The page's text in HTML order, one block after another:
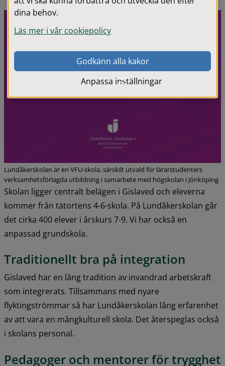
Lundåkerskolan är en VFU-skola, särskilt utvald för lärarstudenters
verksamhetsförlagda utbildning i samarbete med högskolan i Jönköping
Skolan ligger centralt belägen i Gislaved och eleverna
kommer från tätortens 4-6-skola. På Lundåkerskolan går
det cirka 400 elever i årskurs 7-9. Vi har också en
anpassad grundskola.
Traditionellt bra på integration
Gislaved har en lång tradition av invandrad arbetskraft
som integrerats. Tillsammans med nyare
flyktingströmmar så har Lundåkerskolan lång erfarenhet
av att vara en mångkulturell skola. Det återspeglas också
i skolans personal.
Pedagoger och mentorer för trygghet
dina behov.
Läs mer i vår cookiepolicy
Godkänn alla kakor
Anpassa inställningar